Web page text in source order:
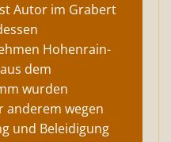
Autor im Grabert
Hohenrain-
dem
wurden
anderem wegen
und Beleidigung